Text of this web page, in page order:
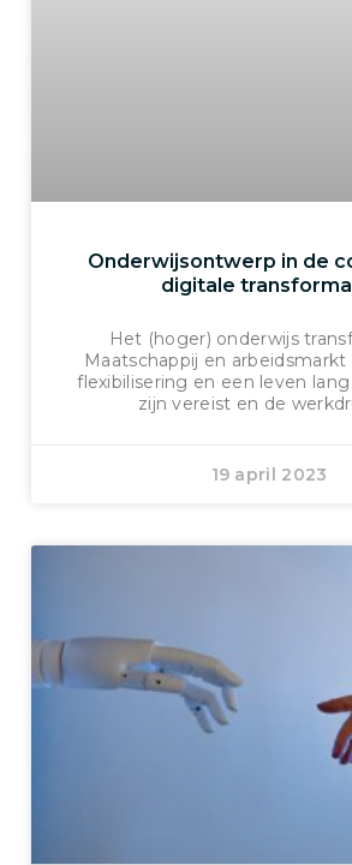
Onderwijsontwerp in de
digitale
Het (hoger) onderwijs
Maatschappij en arbeidsmarkt
flexibilisering en een leven
zijn vereist en de
19 april 2023